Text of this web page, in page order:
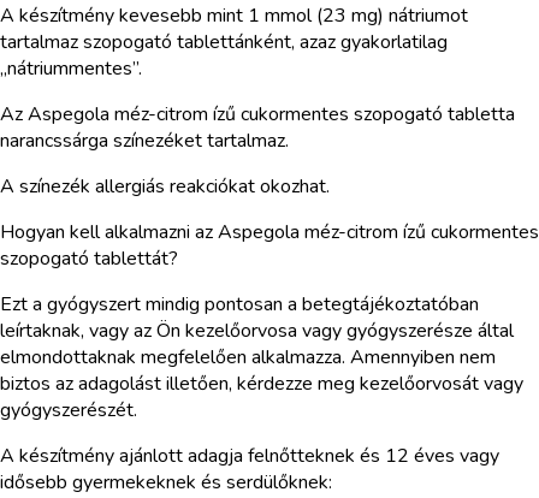
A készítmény kevesebb mint 1 mmol (23 mg) nátriumot
tartalmaz szopogató tablettánként, azaz gyakorlatilag
„nátriummentes”.
Az Aspegola méz-citrom ízű cukormentes szopogató tabletta
narancssárga színezéket tartalmaz.
A színezék allergiás reakciókat okozhat.
Hogyan kell alkalmazni az Aspegola méz-citrom ízű cukormentes
szopogató tablettát?
Ezt a gyógyszert mindig pontosan a betegtájékoztatóban
leírtaknak, vagy az Ön kezelőorvosa vagy gyógyszerésze által
elmondottaknak megfelelően alkalmazza. Amennyiben nem
biztos az adagolást illetően, kérdezze meg kezelőorvosát vagy
gyógyszerészét.
A készítmény ajánlott adagja felnőtteknek és 12 éves vagy
idősebb gyermekeknek és serdülőknek: